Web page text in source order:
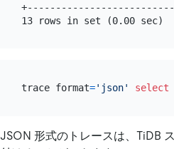
trace format='json' select
JSON 形式のトレースは、TiDB